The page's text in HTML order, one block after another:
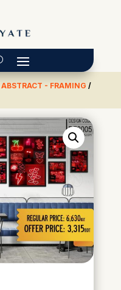
ABSTRACT - FRAMING /